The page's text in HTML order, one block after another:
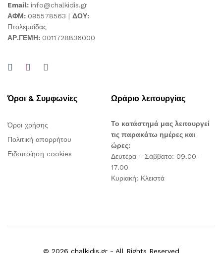
Email: info@chalkidis.gr
ΑΦΜ: 095578563 | ΔΟΥ:
Πτολεμαΐδας
ΑΡ.ΓΕΜΗ: 0011728836000
Όροι & Συμφωνίες
Όροι χρήσης
Πολιτική απορρήτου
Ειδοποίηση cookies
Ωράριο λειτουργίας
Το κατάστημά μας λειτουργεί
τις παρακάτω ημέρες και
ώρες:
Δευτέρα - Σάββατο: 09.00-
17.00
Κυριακή: Κλειστά
© 2026 chalkidis.gr - All Rights Reserved